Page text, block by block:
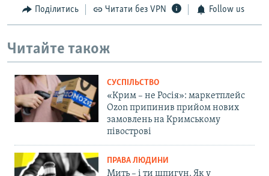
Поділитись Читати без VPN Follow us
Читайте також
СУСПІЛЬСТВО
«Крим – не Росія»: маркетплейс
Ozon припинив прийом нових
замовлень на Кримському
півострові
ПРАВА ЛЮДИНИ
Мить – і ти шпигун. Як у